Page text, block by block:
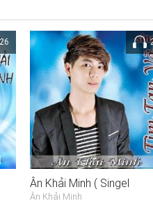
26
Ân Khải Minh ( Singel
Ân Khải Minh